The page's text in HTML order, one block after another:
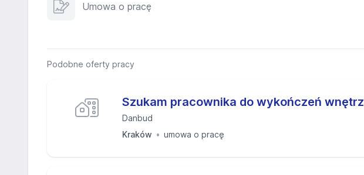
Umowa o pracę
Podobne oferty pracy
Szukam pracownika do wykończeń wnętrz
Danbud
Kraków
umowa o pracę